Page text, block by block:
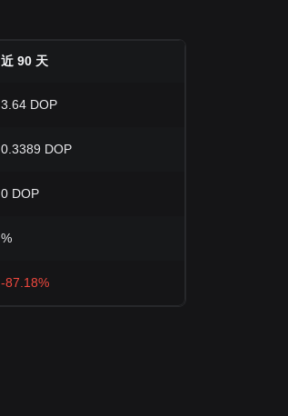
近 90 天
3.64 DOP
0.3389 DOP
0 DOP
%
-87.18%